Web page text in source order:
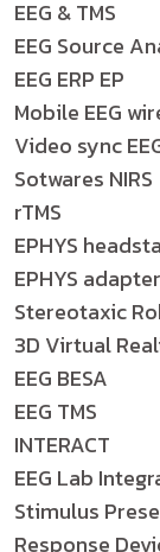
EEG & TMS
EEG Source
EEG ERP EP
Mobile EEG
Video sync
Sotwares NIRS
rTMS
EPHYS
EPHYS
Stereotaxic
3D Virtual
EEG BESA
EEG TMS
INTERACT
EEG Lab
Stimulus
Response